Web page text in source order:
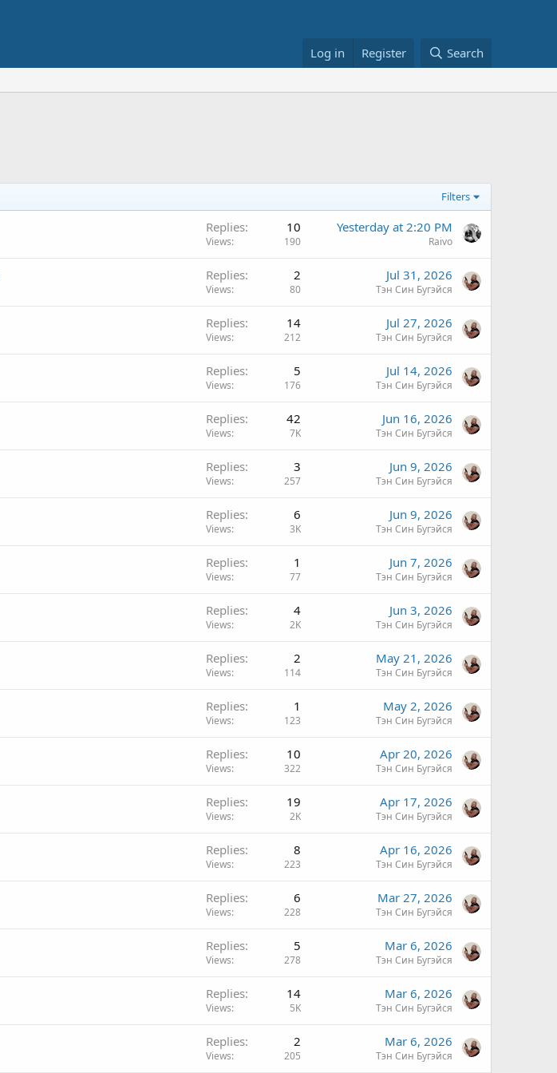
Log in Register Search
Filters
Replies 10
Views 190
Yesterday at 2:20 PM
Raivo
Replies 2
Views 80
Jul 31, 2026
Тэн Син Бугэйся
Replies 14
Views 212
Jul 27, 2026
Тэн Син Бугэйся
Replies 5
Views 176
Jul 14, 2026
Тэн Син Бугэйся
Replies 42
Views 7K
Jun 16, 2026
Тэн Син Бугэйся
Replies 3
Views 257
Jun 9, 2026
Тэн Син Бугэйся
Replies 6
Views 3K
Jun 9, 2026
Тэн Син Бугэйся
Replies 1
Views 77
Jun 7, 2026
Тэн Син Бугэйся
Replies 4
Views 2K
Jun 3, 2026
Тэн Син Бугэйся
Replies 2
Views 114
May 21, 2026
Тэн Син Бугэйся
Replies 1
Views 123
May 2, 2026
Тэн Син Бугэйся
Replies 10
Views 322
Apr 20, 2026
Тэн Син Бугэйся
Replies 19
Views 2K
Apr 17, 2026
Тэн Син Бугэйся
Replies 8
Views 223
Apr 16, 2026
Тэн Син Бугэйся
Replies 6
Views 228
Mar 27, 2026
Тэн Син Бугэйся
Replies 5
Views 278
Mar 6, 2026
Тэн Син Бугэйся
Replies 14
Views 5K
Mar 6, 2026
Тэн Син Бугэйся
Replies 2
Views 205
Mar 6, 2026
Тэн Син Бугэйся